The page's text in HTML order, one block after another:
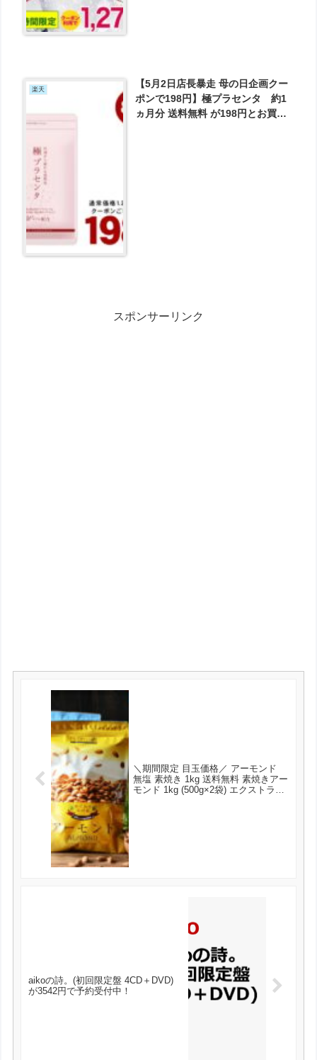
楽天
【5月2日店長暴走 母の日企画クー
ポンで198円】極プラセンタ 約1
ヵ月分 送料無料 が198円とお買い
スポンサーリンク
＼期間限定 目玉価格／ アーモンド
無塩 素焼き 1kg 送料無料 素焼きアー
モンド 1kg (500g×2袋) エクストラ
aikoの詩。(初回限定盤 4CD＋DVD)
が3542円で予約受付中！